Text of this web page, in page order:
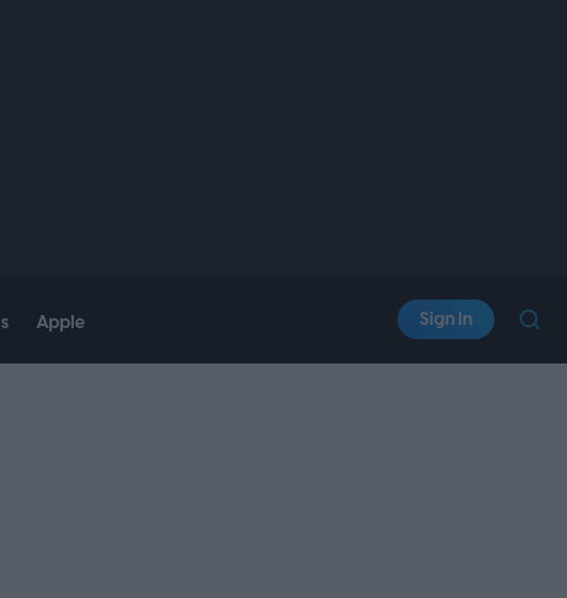
Apple Sign In